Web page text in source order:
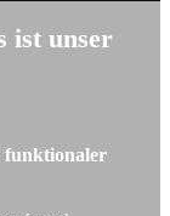
ist unser
funktionaler